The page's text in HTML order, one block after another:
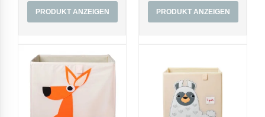
PRODUKT ANZEIGEN PRODUKT ANZEIGEN